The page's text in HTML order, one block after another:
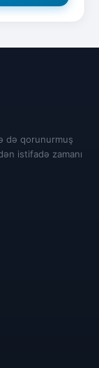
də qorunurmuş
istifadə zamanı